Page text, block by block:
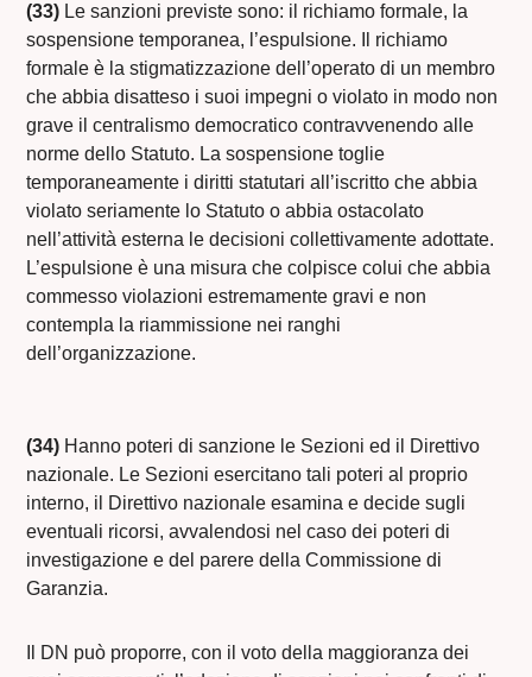
(33) Le sanzioni previste sono: il richiamo formale, la
sospensione temporanea, l’espulsione. Il richiamo
formale è la stigmatizzazione dell’operato di un membro
che abbia disatteso i suoi impegni o violato in modo non
grave il centralismo democratico contravvenendo alle
norme dello Statuto. La sospensione toglie
temporaneamente i diritti statutari all’iscritto che abbia
violato seriamente lo Statuto o abbia ostacolato
nell’attività esterna le decisioni collettivamente adottate.
L’espulsione è una misura che colpisce colui che abbia
commesso violazioni estremamente gravi e non
contempla la riammissione nei ranghi
dell’organizzazione.
(34) Hanno poteri di sanzione le Sezioni ed il Direttivo
nazionale. Le Sezioni esercitano tali poteri al proprio
interno, il Direttivo nazionale esamina e decide sugli
eventuali ricorsi, avvalendosi nel caso dei poteri di
investigazione e del parere della Commissione di
Garanzia.
Il DN può proporre, con il voto della maggioranza dei